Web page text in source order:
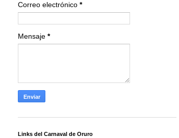
Correo electrónico *
Mensaje *
Links del Carnaval de Oruro